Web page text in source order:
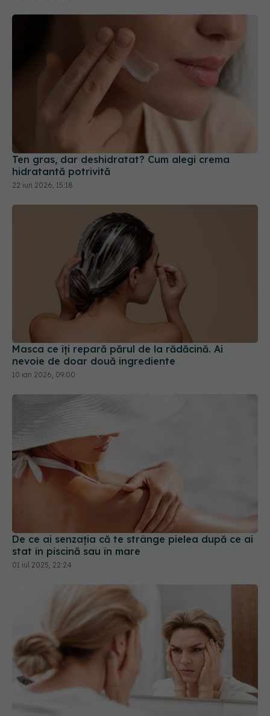
Ten gras, dar deshidratat? Cum alegi crema
hidratantă potrivită
22 iun 2026, 15:18
Masca ce îți repară părul de la rădăcină. Ai
nevoie de doar două ingrediente
10 ian 2026, 09:00
De ce ai senzația că te strânge pielea după ce ai
stat în piscină sau în mare
01 iul 2025, 22:24
7 metode naturale pentru a reduce umflarea